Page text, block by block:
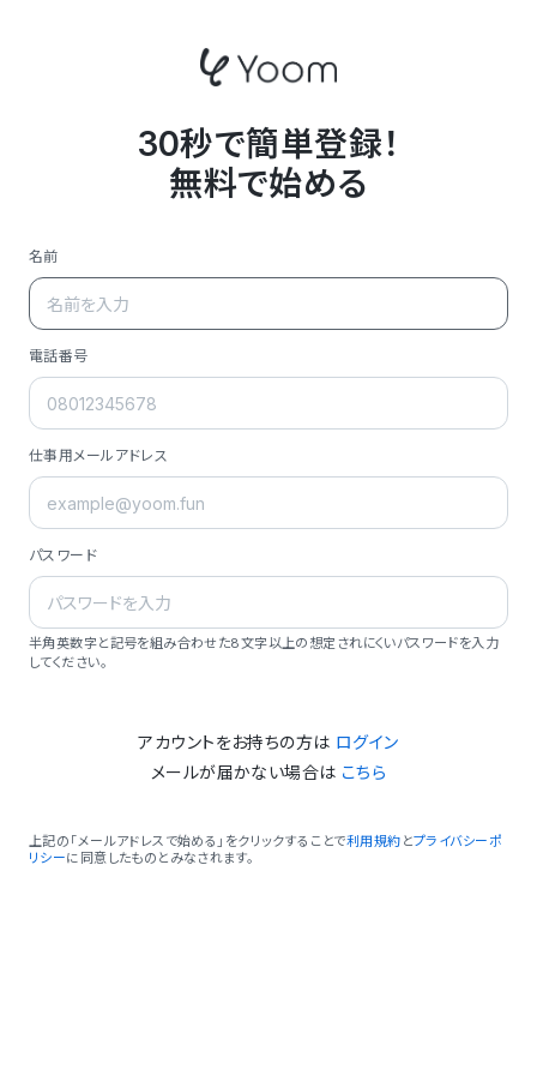
30秒で簡単登録！
無料で始める
名前
電話番号
仕事用メールアドレス
パスワード
半角英数字と記号を組み合わせた8文字以上の想定されにくいパスワードを入力
してください。
アカウントをお持ちの方は ログイン
メールが届かない場合は こちら
上記の「メールアドレスで始める」をクリックすることで利用規約 とプライバシーポ
リシーに同意したものとみなされます。